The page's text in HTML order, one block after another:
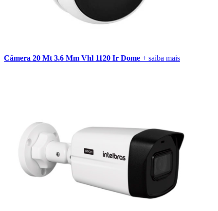
Câmera 20 Mt 3.6 Mm Vhl 1120 Ir Dome + saiba mais